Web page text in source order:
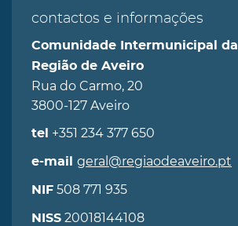
contactos e informações
Comunidade Intermunicipal da
Região de Aveiro
Rua do Carmo, 20
3800-127 Aveiro
tel +351 234 377 650
e-mail geral@regiaodeaveiro.pt
NIF 508 771 935
NISS 20018144108